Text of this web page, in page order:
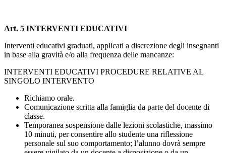
Art. 5 INTERVENTI EDUCATIVI
Interventi educativi graduati, applicati a discrezione degli insegnanti
in base alla gravità e/o alla frequenza delle mancanze:
INTERVENTI EDUCATIVI PROCEDURE RELATIVE AL
SINGOLO INTERVENTO
Richiamo orale.
Comunicazione scritta alla famiglia da parte del docente di
classe.
Temporanea sospensione dalle lezioni scolastiche, massimo
10 minuti, per consentire allo studente una riflessione
personale sul suo comportamento; l’alunno dovrà sempre